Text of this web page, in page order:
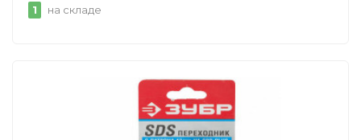
1 на складе